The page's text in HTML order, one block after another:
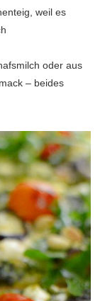
weil es
oder aus
– beides